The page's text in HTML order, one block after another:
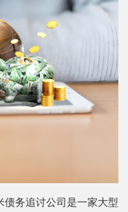
务追讨公司是一家大型